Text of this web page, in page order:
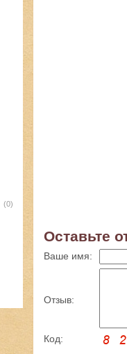
(0)
Оставьте
Ваше имя:
Отзыв:
Код: